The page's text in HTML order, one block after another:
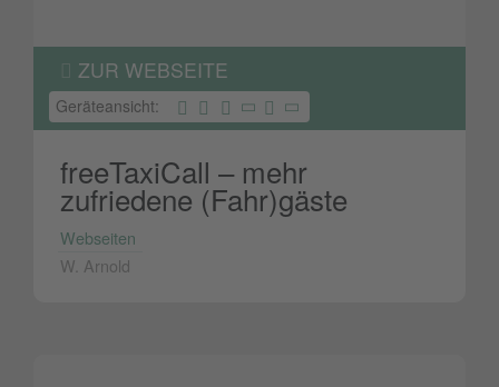
ZUR WEBSEITE
Geräteansicht:
freeTaxiCall – mehr
zufriedene (Fahr)gäste
Webseiten
W. Arnold